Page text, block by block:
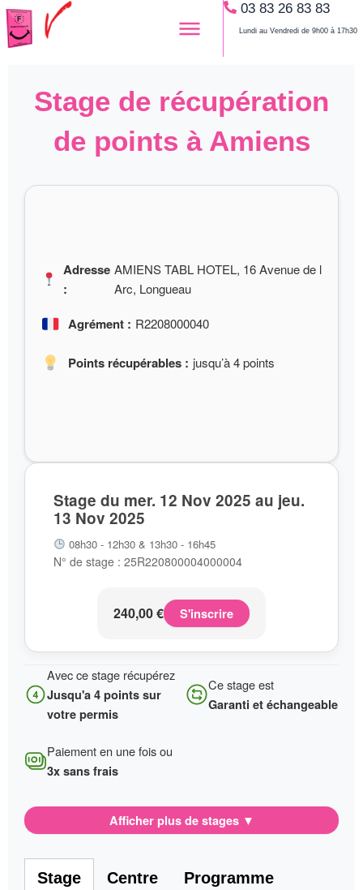
Aller
au
contenu
03 83 26 83 83
Lundi au Vendredi de 9h00 à 17h30
Stage de récupération
de points à Amiens
Adresse
:
AMIENS TABL HOTEL, 16 Avenue de l
Arc, Longueau
Agrément : R2208000040
Points récupérables : jusqu’à 4 points
Stage du mer. 12 Nov 2025 au jeu.
13 Nov 2025
08h30 - 12h30 & 13h30 - 16h45
N° de stage : 25R220800004000004
240,00€ S'inscrire
Avec ce stage récupérez
Jusqu'a 4 points sur
votre permis
Ce stage est
Garanti et échangeable
Paiement en une fois ou
3x sans frais
Afficher plus de stages ▼
Stage Centre Programme